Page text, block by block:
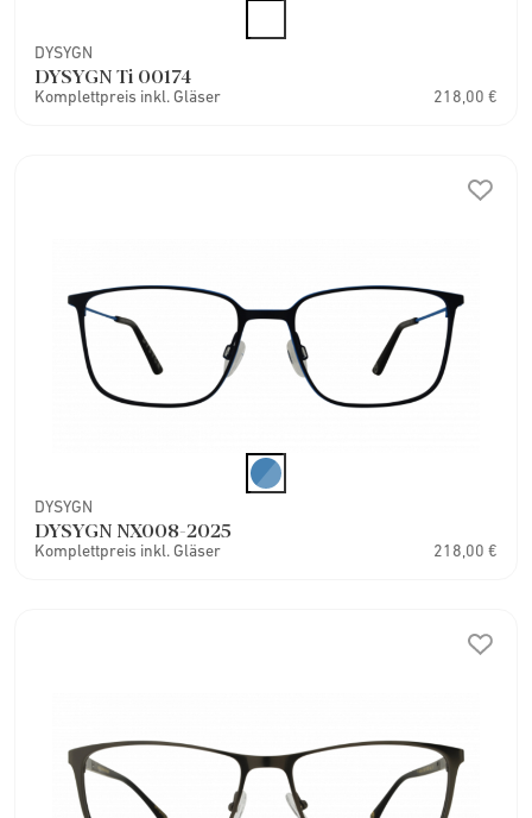
DYSYGN
DYSYGN Ti 00174
Komplettpreis inkl. Gläser 218,00 €
DYSYGN
DYSYGN NX008-2025
Komplettpreis inkl. Gläser 218,00 €